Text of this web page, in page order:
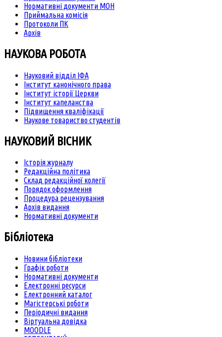
Нормативні документи МОН
Приймальна комісія
Протоколи ПК
Архів
НАУКОВА РОБОТА
Науковий відділ ІФА
Інститут канонічного права
Інститут історії Церкви
Інститут капеланства
Підвищення кваліфікації
Наукове товариство студентів
НАУКОВИЙ ВІСНИК
Історія журналу
Редакційна політика
Склад редакційної колегії
Порядок оформлення
Процедура рецензування
Архів видання
Нормативні документи
Бібліотека
Новини бібліотеки
Графік роботи
Нормативні документи
Електронні ресурси
Електронний каталог
Магістерські роботи
Періодичні видання
Віртуальна довідка
MOODLE